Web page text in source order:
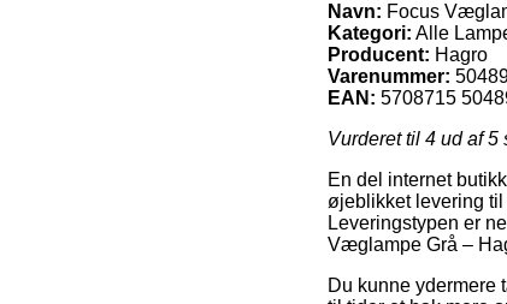
Navn: Focus
Kategori: Alle
Producent: Hagro
Varenummer:
EAN: 5708715
Vurderet til 4 ud af 5
En del internet
øjeblikket levering til
Leveringstypen er
Væglampe Grå –
Du kunne ydermere